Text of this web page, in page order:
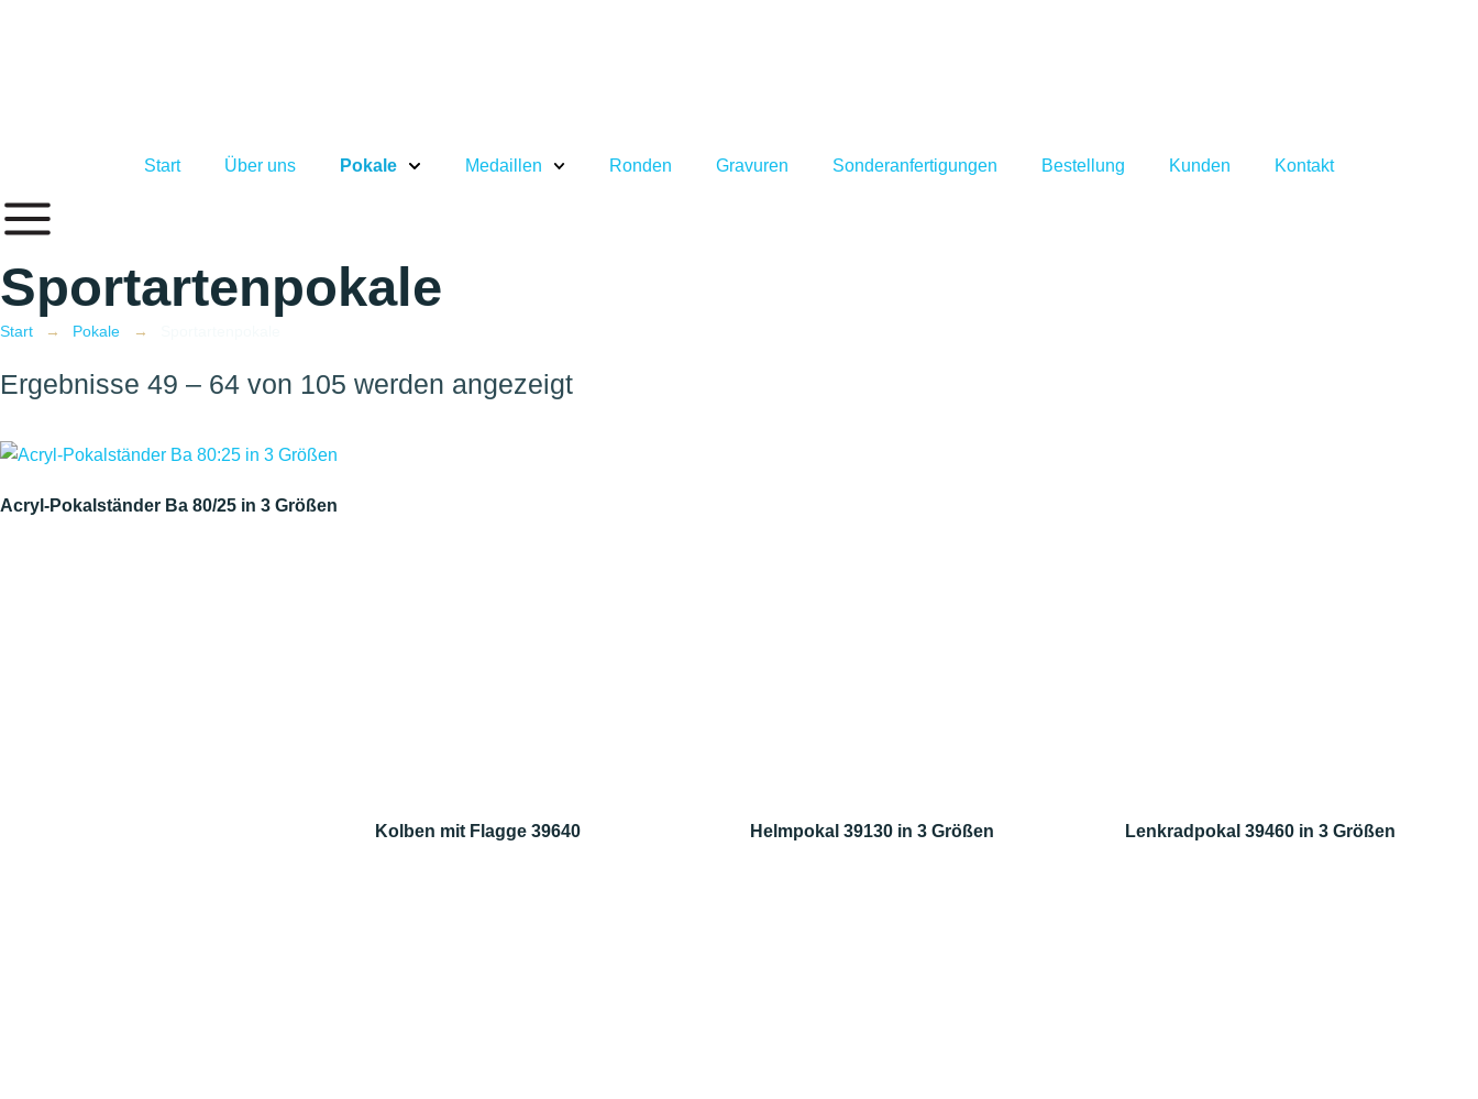
Start Über uns Pokale Medaillen Ronden Gravuren Sonderanfertigungen Bestellung Kunden Kontakt
Sportartenpokale
Start → Pokale →
Ergebnisse 49 – 64 von 105 werden angezeigt
Acryl-Pokalständer Ba 80/25 in 3 Größen
Kolben mit Flagge 39640 Helmpokal 39130 in 3 Größen Lenkradpokal 39460 in 3 Größen